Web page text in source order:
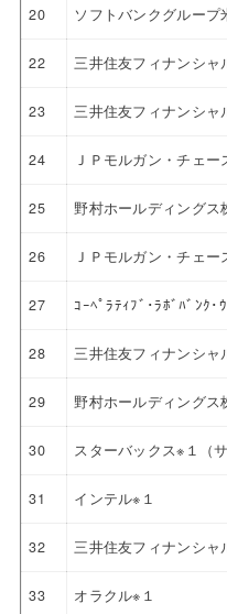
20 ソフトバンクグループ
22 三井住友フィナンシャ
23 三井住友フィナンシャ
24 ＪＰモルガン・チェ
25 野村ホールディングス
26 ＪＰモルガン・チェ
27 ｺｰﾍﾟﾗﾃｨﾌﾞ･ﾗﾎﾞﾊﾞﾝｸ･
28 三井住友フィナンシャ
29 野村ホールディングス
30 スターバックス※１（
31 インテル※１
32 三井住友フィナンシャ
33 オラクル※１